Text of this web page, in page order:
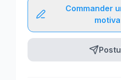
Commander